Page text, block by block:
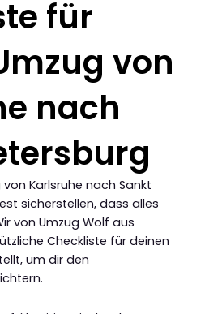
für
von
nach
Karlsruhe nach Sankt
sicherstellen, dass alles
von Umzug Wolf aus
Checkliste für deinen
um dir den